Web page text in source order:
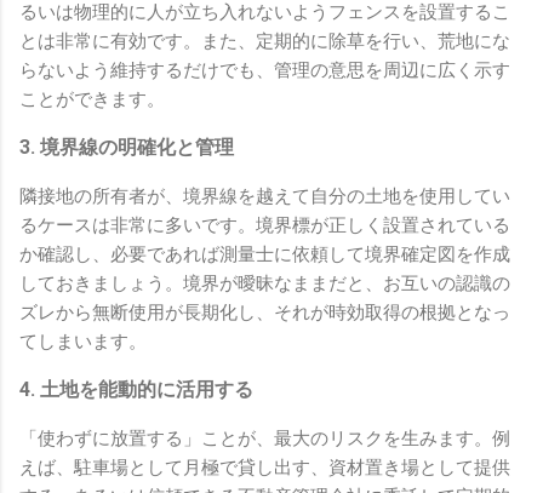
るいは物理的に人が立ち入れないようフェンスを設置するこ
とは非常に有効です。また、定期的に除草を行い、荒地にな
らないよう維持するだけでも、管理の意思を周辺に広く示す
ことができます。
3. 境界線の明確化と管理
隣接地の所有者が、境界線を越えて自分の土地を使用してい
るケースは非常に多いです。境界標が正しく設置されている
か確認し、必要であれば測量士に依頼して境界確定図を作成
しておきましょう。境界が曖昧なままだと、お互いの認識の
ズレから無断使用が長期化し、それが時効取得の根拠となっ
てしまいます。
4. 土地を能動的に活用する
「使わずに放置する」ことが、最大のリスクを生みます。例
えば、駐車場として月極で貸し出す、資材置き場として提供